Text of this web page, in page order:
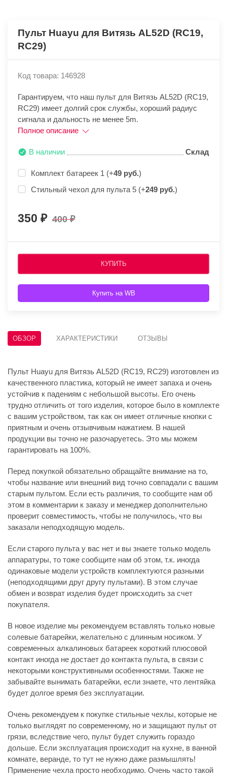
Пульт Huayu для Витязь AL52D (RC19,
RC29)
Код товара: 146928
Гарантируем, что наш пульт для Витязь AL52D (RC19,
RC29) имеет долгий срок службы, хороший радиус
сигнала и дальность не менее 5m.
Полное описание
В наличии Склад
Комплект батареек 1 (+49 руб.)
Стильный чехол для пульта 5 (+249 руб.)
350 400
КУПИТЬ
Купить на WB
ОБЗОР ХАРАКТЕРИСТИКИ ОТЗЫВЫ
Пульт Huayu для Витязь AL52D (RC19, RC29) изготовлен из
качественного пластика, который не имеет запаха и очень
устойчив к падениям с небольшой высоты. Его очень
трудно отличить от того изделия, которое было в комплекте
с вашим устройством, так как он имеет отличные кнопки с
приятным и очень отзывчивым нажатием. В нашей
продукции вы точно не разочаруетесь. Это мы можем
гарантировать на 100%.
Перед покупкой обязательно обращайте внимание на то,
чтобы название или внешний вид точно совпадали с вашим
старым пультом. Если есть различия, то сообщите нам об
этом в комментарии к заказу и менеджер дополнительно
проверит совместимость, чтобы не получилось, что вы
заказали неподходящую модель.
Если старого пульта у вас нет и вы знаете только модель
аппаратуры, то тоже сообщите нам об этом, т.к. иногда
одинаковые модели устройств комплектуются разными
(неподходящими друг другу пультами). В этом случае
обмен и возврат изделия будет происходить за счет
покупателя.
В новое изделие мы рекомендуем вставлять только новые
солевые батарейки, желательно с длинным носиком. У
современных алкалиновых батареек короткий плюсовой
контакт иногда не достает до контакта пульта, в связи с
некоторыми конструктивными особенностями. Также не
забывайте вынимать батарейки, если знаете, что лентяйка
будет долгое время без эксплуатации.
Очень рекомендуем к покупке стильные чехлы, которые не
только выглядят по современному, но и защищают пульт от
грязи, вследствие чего, пульт будет служить гораздо
дольше. Если эксплуатация происходит на кухне, в ванной
комнате, веранде, то тут не нужно даже размышлять!
Применение чехла просто необходимо. Очень часто такой